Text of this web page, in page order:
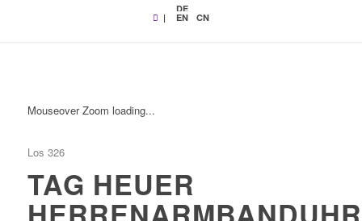
|
DE
EN CN
Mouseover Zoom loading...
Los 326
TAG HEUER